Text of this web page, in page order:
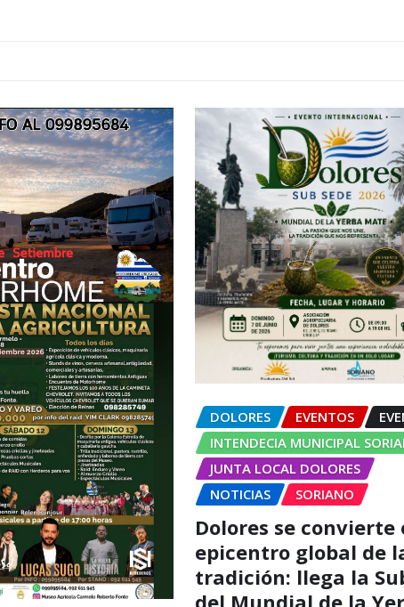
DOLORES EVENTOS
INTENDECIA MUNICIPAL
JUNTA LOCAL DOLORES
NOTICIAS
SORIANO
Dolores se convierte
epicentro global de
tradición: llega la
del Mundial de la